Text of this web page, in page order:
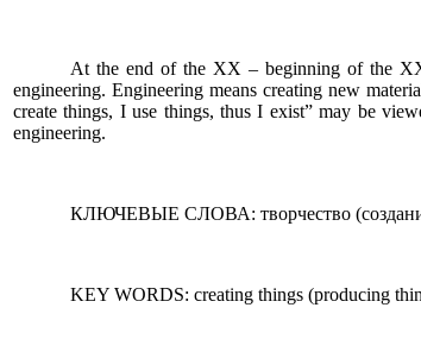
At the end of the XX – beginning of the
engineering. Engineering means creating new
create things, I use things, thus I exist” may be
engineering.
КЛЮЧЕВЫЕ СЛОВА: творчество
KEY WORDS: creating things (producing